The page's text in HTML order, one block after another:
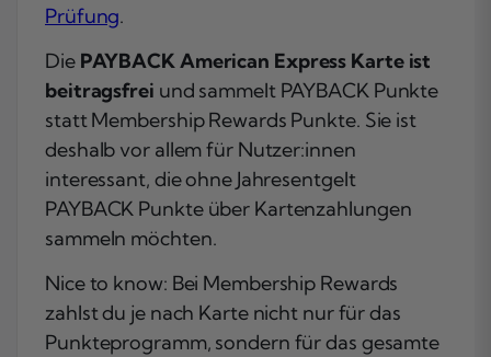
Prüfung.
Die PAYBACK American Express Karte ist
beitragsfrei und sammelt PAYBACK Punkte
statt Membership Rewards Punkte. Sie ist
deshalb vor allem für Nutzer:innen
interessant, die ohne Jahresentgelt
PAYBACK Punkte über Kartenzahlungen
sammeln möchten.
Nice to know: Bei Membership Rewards
zahlst du je nach Karte nicht nur für das
Punkteprogramm, sondern für das gesamte